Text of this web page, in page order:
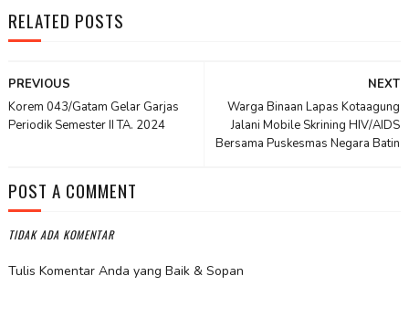
RELATED POSTS
NEXT
Warga Binaan Lapas Kotaagung
Jalani Mobile Skrining HIV/AIDS
Bersama Puskesmas Negara Batin
PREVIOUS
Korem 043/Gatam Gelar Garjas
Periodik Semester II TA. 2024
POST A COMMENT
TIDAK ADA KOMENTAR
Tulis Komentar Anda yang Baik & Sopan